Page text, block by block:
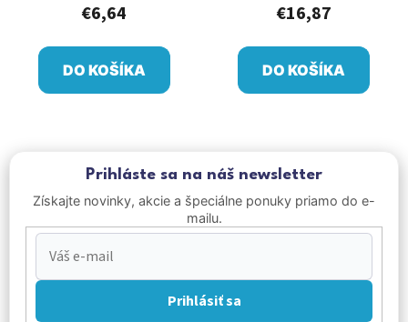
€6,64
DO KOŠÍKA
€16,87
DO KOŠÍKA
Prihláste sa na náš newsletter
Získajte novinky, akcie a špeciálne ponuky priamo do e-
mailu.
Prihlásiť sa